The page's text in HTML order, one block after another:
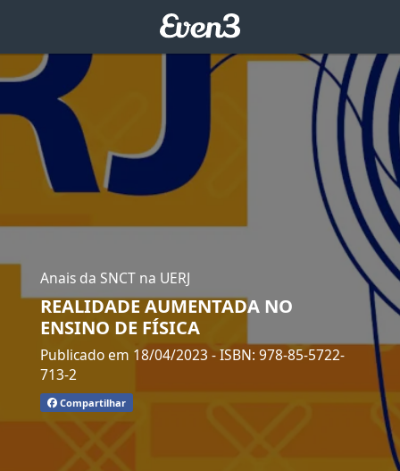
Anais da SNCT na UERJ
REALIDADE AUMENTADA NO
ENSINO DE FÍSICA
Publicado em 18/04/2023 - ISBN: 978-85-5722-
713-2
Compartilhar